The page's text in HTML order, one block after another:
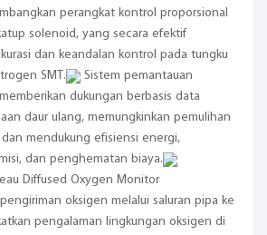
perangkat kontrol proporsional
solenoid, yang secara efektif
dan keandalan kontrol pada tungku
SMT.
Sistem pemantauan
dukungan berbasis data
daur ulang, memungkinkan pemulihan
mendukung efisiensi energi,
dan penghematan biaya.
Diffused Oxygen Monitor
oksigen melalui saluran pipa ke
pengalaman lingkungan oksigen di